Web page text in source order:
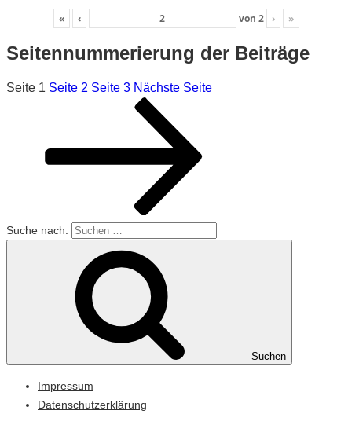
« ‹ von 2 › »
Seitennummerierung der Beiträge
Seite 1 Seite 2 Seite 3 Nächste Seite
Suche nach:
Suchen
Impressum
Datenschutzerklärung